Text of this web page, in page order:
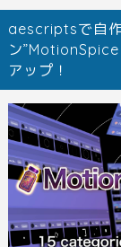
aescriptsで自
ン
アップ！